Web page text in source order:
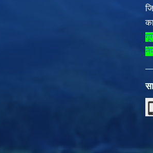
तोडौ, न्याय खोजौ" घरेलु हिंसा अन्त्य गरौ,